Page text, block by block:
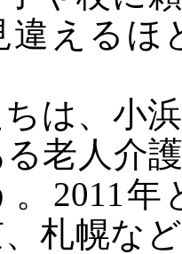
違えるほ
は、小
老人介
2011年
札幌な